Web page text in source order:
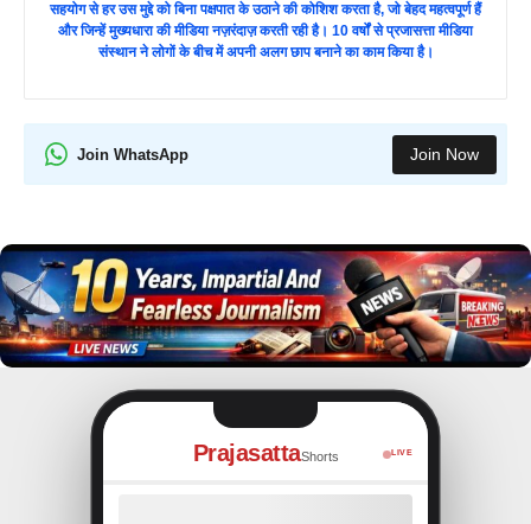
सहयोग से हर उस मुद्दे को बिना पक्षपात के उठाने की कोशिश करता है, जो बेहद महत्वपूर्ण हैं
और जिन्हें मुख्यधारा की मीडिया नज़रंदाज़ करती रही है। 10 वर्षों से प्रजासत्ता मीडिया
संस्थान ने लोगों के बीच में अपनी अलग छाप बनाने का काम किया है।
Join WhatsApp Join Now
PrajasattaShorts LIVE